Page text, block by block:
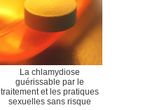
La chlamydiose
guérissable par le
traitement et les pratiques
sexuelles sans risque